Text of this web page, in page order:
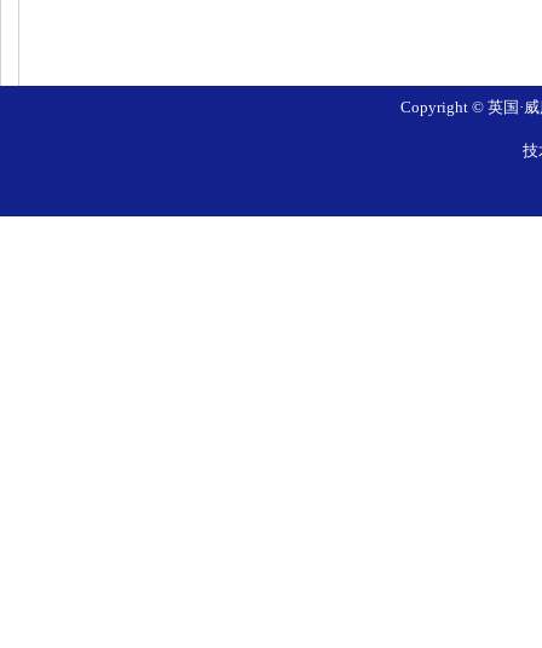
Copyright © 英国·
技